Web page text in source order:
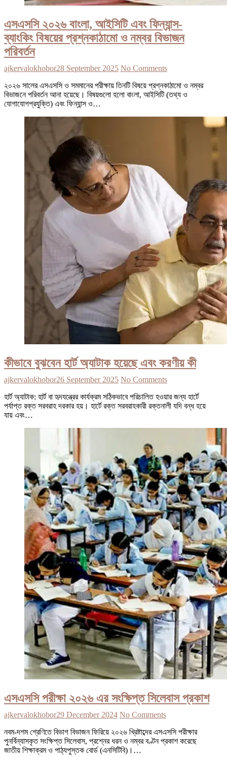
এসএসসি ২০২৬ বাংলা, আইসিটি এবং ফিন্যান্স-
ব্যাংকিং বিষয়ের প্রশ্নকাঠামো ও নম্বর বিভাজন
পরিবর্তন
ajkervalokhobor28 September 2025 No Comments
২০২৬ সালের এসএসসি ও সমমানের পরীক্ষায় তিনটি বিষয়ে প্রশ্নকাঠামো ও নম্বর
বিভাজনে পরিবর্তন আনা হয়েছে। বিষয়গুলো হলো বাংলা, আইসিটি (তথ্য ও
যোগাযোগপ্রযুক্তি) এবং ফিন্যান্স ও…
কীভাবে বুঝবেন হার্ট অ্যাটাক হয়েছে এবং করণীয় কী
ajkervalokhobor26 September 2025 No Comments
হার্ট অ্যাটাক: হার্ট বা হৃদযন্ত্রের কার্যক্রম সঠিকভাবে পরিচালিত হওয়ার জন্য হার্টে
পর্যাপ্ত রক্ত সরবরাহ দরকার হয়। হার্টে রক্ত সরবরাহকারী রক্তনালী যদি বন্ধ হয়ে
যায় এবং…
এসএসসি পরীক্ষা ২০২৬ এর সংক্ষিপ্ত সিলেবাস প্রকাশ
ajkervalokhobor29 December 2024 No Comments
নবম-দশম শ্রেণিতে বিভাগ বিভাজন ফিরিয়ে ২০২৬ খ্রিষ্টাব্দের এসএসসি পরীক্ষার
পুনর্বিন্যাসকৃত সংক্ষিপ্ত সিলেবাস, প্রশ্নের ধরন ও নম্বর বণ্টন প্রকাশ করেছে
জাতীয় শিক্ষাক্রম ও পাঠ্যপুস্তক বোর্ড (এনসিটিবি)।…